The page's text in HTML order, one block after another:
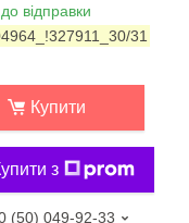
відправки
31
Купити
з
(50) 049-92-33